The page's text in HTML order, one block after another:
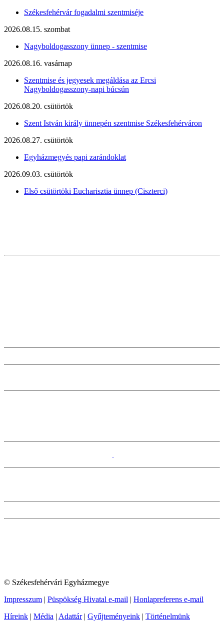
Székesfehérvár fogadalmi szentmiséje
2026.08.15. szombat
Nagyboldogasszony ünnep - szentmise
2026.08.16. vasárnap
Szentmise és jegyesek megáldása az Ercsi
Nagyboldogasszony-napi búcsún
2026.08.20. csütörtök
Szent István király ünnepén szentmise Székesfehérváron
2026.08.27. csütörtök
Egyházmegyés papi zarándoklat
2026.09.03. csütörtök
Első csütörtöki Eucharisztia ünnep (Ciszterci)
© Székesfehérvári Egyházmegye
Impresszum | Püspökség Hivatal e-mail | Honlapreferens e-mail
Híreink | Média | Adattár| Gyűjteményeink | Történelmünk